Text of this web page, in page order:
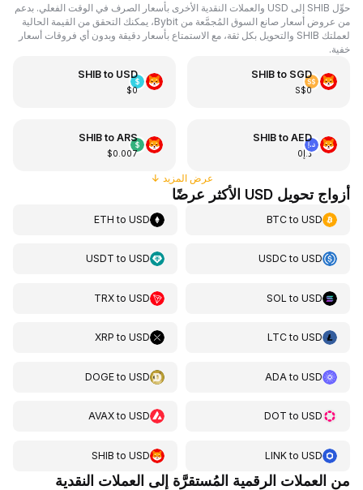
حوِّل SHIB إلى USD والعملات النقدية الأخرى بأسعار الصرف في الوقت الفعلي. بدعم
من عروض أسعار صانع السوق المُجمَّعة من Bybit، يمكنك التحقق من القيمة الحالية
لعملتك SHIB والتحويل بكل ثقة، مع الاستمتاع بأسعار دقيقة وبدون أي فروقات أسعار
خفية.
SHIB to SGD
S$0
SHIB to USD
$0
SHIB toAED
د.إ0
SHIB toARS
$0.007
عرض المزيد ↓
أزواج تحويل USD الأكثر عرضًا
BTCtoUSD
ETH toUSD
USDCtoUSD
USDT toUSD
SOL toUSD
TRXtoUSD
LTCtoUSD
XRP toUSD
ADA toUSD
DOGEtoUSD
DOT toUSD
AVAXtoUSD
LINKtoUSD
SHIB toUSD
من العملات الرقمية المُستقرَّة إلى العملات النقدية